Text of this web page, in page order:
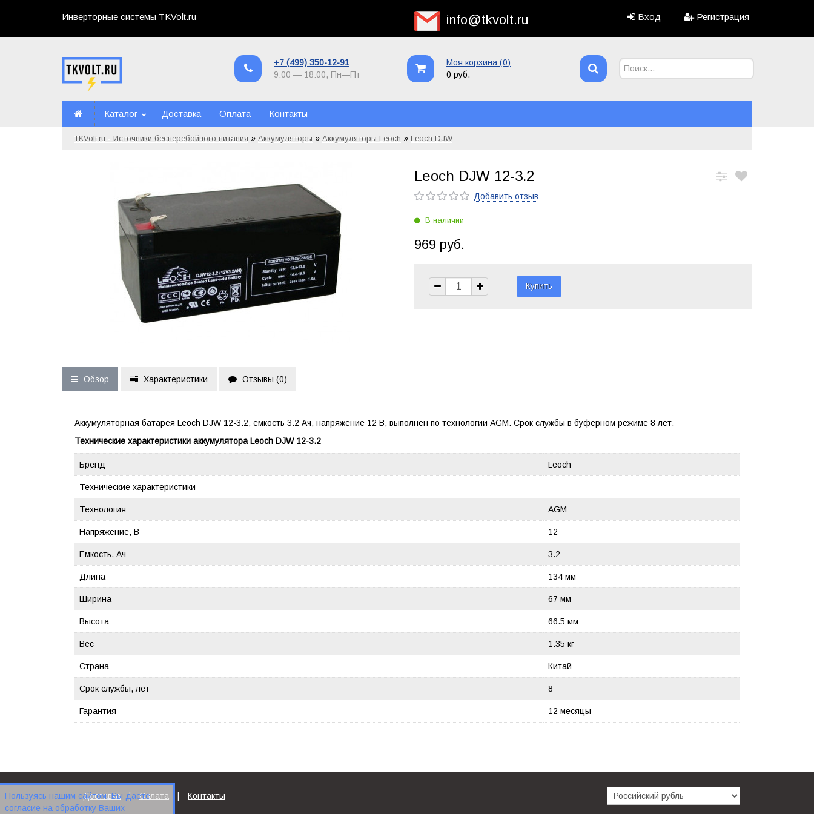
Инверторные системы TKVolt.ru info@tkvolt.ru Вход Регистрация
+7 (499) 350-12-91
9:00 — 18:00, Пн—Пт
Моя корзина (0)
0 руб.
Каталог Доставка Оплата Контакты
TKVolt.ru - Источники бесперебойного питания » Аккумуляторы » Аккумуляторы Leoch » Leoch DJW
Leoch DJW 12-3.2
Добавить отзыв
В наличии
969 руб.
Обзор Характеристики Отзывы (0)
Аккумуляторная батарея Leoch DJW 12-3.2, емкость 3.2 Ач, напряжение 12 В, выполнен по технологии AGM. Срок службы в буферном режиме 8 лет.
Технические характеристики аккумулятора Leoch DJW 12-3.2
Бренд Leoch
Технические характеристики
Технология AGM
Напряжение, В 12
Емкость, Ач 3.2
Длина 134 мм
Ширина 67 мм
Высота 66.5 мм
Вес 1.35 кг
Страна Китай
Срок службы, лет 8
Гарантия 12 месяцы
Доставка | Оплата Контакты
Пользуясь нашим сайтом, Вы даёте
согласие на обработку Ваших